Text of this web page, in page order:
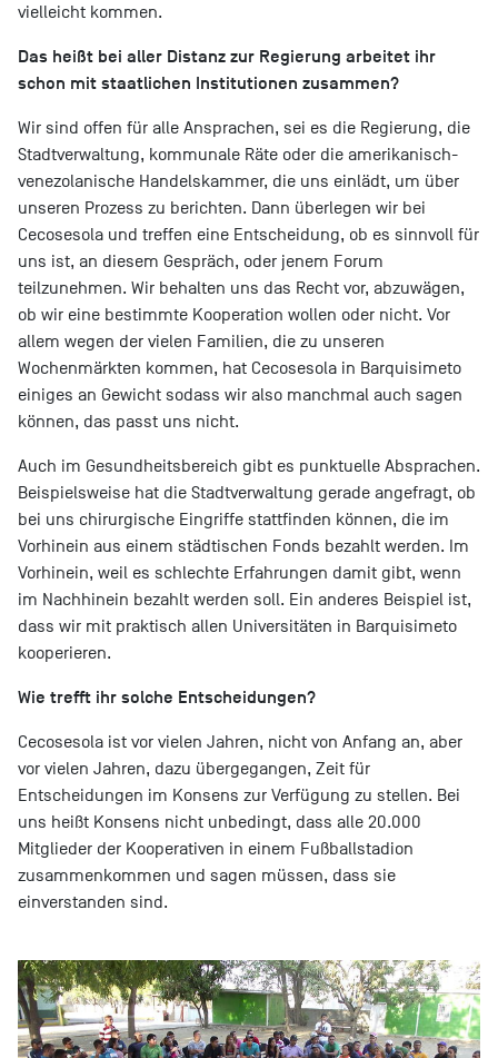
vielleicht kommen.
Das heißt bei aller Distanz zur Regierung arbeitet ihr
schon mit staatlichen Institutionen zusammen?
Wir sind offen für alle Ansprachen, sei es die Regierung, die
Stadtverwaltung, kommunale Räte oder die amerikanisch-
venezolanische Handelskammer, die uns einlädt, um über
unseren Prozess zu berichten. Dann überlegen wir bei
Cecosesola und treffen eine Entscheidung, ob es sinnvoll für
uns ist, an diesem Gespräch, oder jenem Forum
teilzunehmen. Wir behalten uns das Recht vor, abzuwägen,
ob wir eine bestimmte Kooperation wollen oder nicht. Vor
allem wegen der vielen Familien, die zu unseren
Wochenmärkten kommen, hat Cecosesola in Barquisimeto
einiges an Gewicht sodass wir also manchmal auch sagen
können, das passt uns nicht.
Auch im Gesundheitsbereich gibt es punktuelle Absprachen.
Beispielsweise hat die Stadtverwaltung gerade angefragt, ob
bei uns chirurgische Eingriffe stattfinden können, die im
Vorhinein aus einem städtischen Fonds bezahlt werden. Im
Vorhinein, weil es schlechte Erfahrungen damit gibt, wenn
im Nachhinein bezahlt werden soll. Ein anderes Beispiel ist,
dass wir mit praktisch allen Universitäten in Barquisimeto
kooperieren.
Wie trefft ihr solche Entscheidungen?
Cecosesola ist vor vielen Jahren, nicht von Anfang an, aber
vor vielen Jahren, dazu übergegangen, Zeit für
Entscheidungen im Konsens zur Verfügung zu stellen. Bei
uns heißt Konsens nicht unbedingt, dass alle 20.000
Mitglieder der Kooperativen in einem Fußballstadion
zusammenkommen und sagen müssen, dass sie
einverstanden sind.